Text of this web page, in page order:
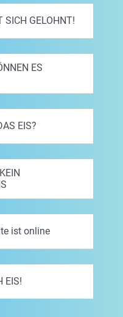
SICH GELOHNT!
ES
DAS EIS?
ist online
EIS!